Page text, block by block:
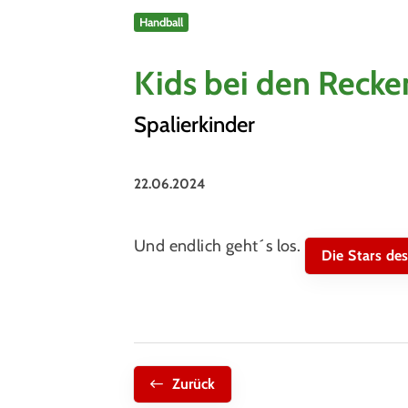
Handball
Kids bei den
Spalierkinder
22.06.2024
Und endlich geht´s los. Die Stars
Zurück
Unser Sportangebot
Ausfälle und Vertretungen
Deutsches Sportabzeichen